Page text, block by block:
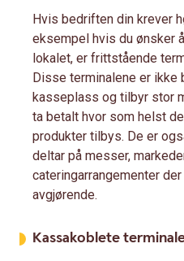
Hvis bedriften din krever
eksempel hvis du ønsker
lokalet, er frittstående
Disse terminalene er ikke
kasseplass og tilbyr stor
ta betalt hvor som helst
produkter tilbys. De er
deltar på messer,
cateringarrangementer
avgjørende.
Kassakoblete